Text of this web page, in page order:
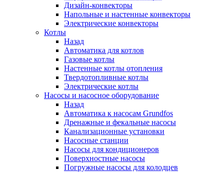
Дизайн-конвекторы
Напольные и настенные конвекторы
Электрические конвекторы
Котлы
Назад
Автоматика для котлов
Газовые котлы
Настенные котлы отопления
Твердотопливные котлы
Электрические котлы
Насосы и насосное оборудование
Назад
Автоматика к насосам Grundfos
Дренажные и фекальные насосы
Канализационные установки
Насосные станции
Насосы для кондиционеров
Поверхностные насосы
Погружные насосы для колодцев